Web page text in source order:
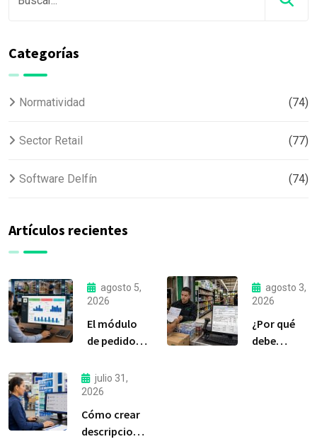
Categorías
Normatividad (74)
Sector Retail (77)
Software Delfín (74)
Artículos recientes
agosto 5,
2026
El módulo
de pedidos:
la
herramienta
más
importante
agosto 3,
2026
¿Por qué
debe
julio 31,
2026
Cómo crear
descripciones